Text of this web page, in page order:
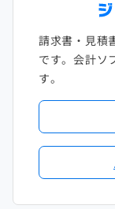
請求書・見積
です。会計ソ
す。